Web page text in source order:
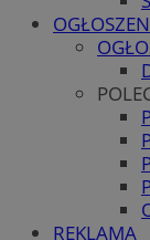
REKLAMA